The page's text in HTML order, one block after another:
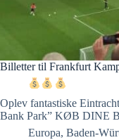
Billetter til Frankfurt
Oplev fantastiske
Bank Park” KØB DINE
Europa, Baden-